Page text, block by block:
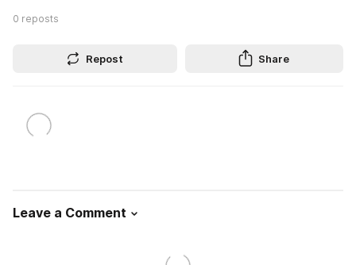
0 reposts
Repost Share
Leave a Comment